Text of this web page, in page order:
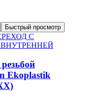
Быстрый просмотр
С
Ekoplastik